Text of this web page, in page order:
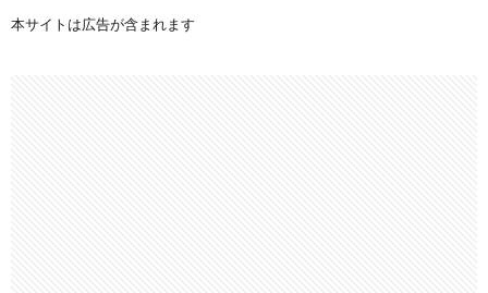
本サイトは広告が含まれます